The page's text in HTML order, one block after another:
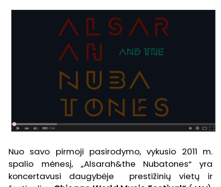
Nuo savo pirmoji pasirodymo, vykusio 2011 m.
spalio mėnesį, „Alsarah&the Nubatones“ yra
koncertavusi daugybėje prestižinių vietų ir